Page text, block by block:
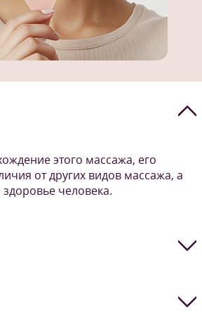
этого массажа, его
от других видов массажа, а
человека.